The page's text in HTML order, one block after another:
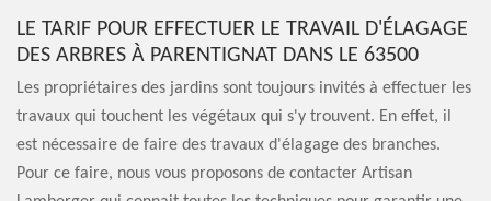
LE TARIF POUR EFFECTUER LE TRAVAIL D'ÉLAGAGE
DES ARBRES À PARENTIGNAT DANS LE 63500
Les propriétaires des jardins sont toujours invités à effectuer les
travaux qui touchent les végétaux qui s'y trouvent. En effet, il
est nécessaire de faire des travaux d'élagage des branches.
Pour ce faire, nous vous proposons de contacter Artisan